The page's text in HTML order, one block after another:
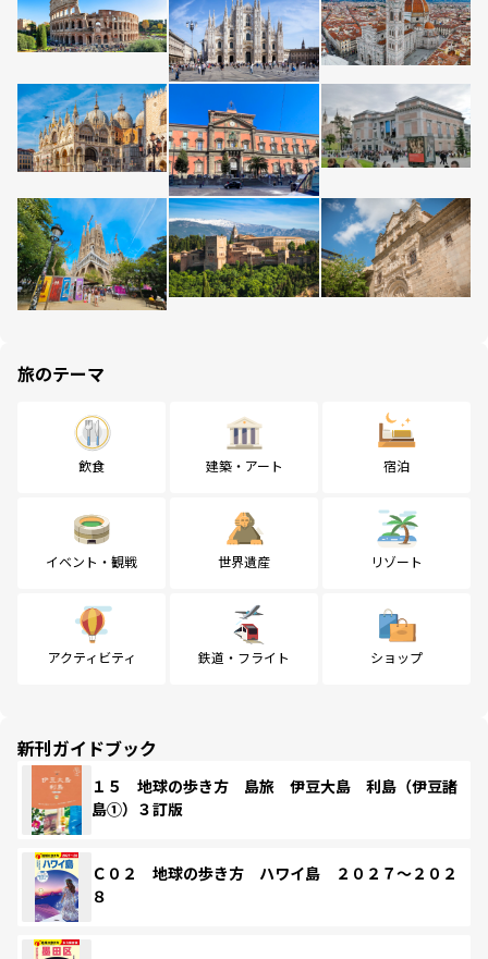
旅のテーマ
飲食 建築・アート 宿泊
イベント・観戦 世界遺産 リゾート
アクティビティ 鉄道・フライト ショップ
新刊ガイドブック
１５ 地球の歩き方 島旅 伊豆大島 利島（伊豆諸
島①）３訂版
Ｃ０２ 地球の歩き方 ハワイ島 ２０２７～２０２
８